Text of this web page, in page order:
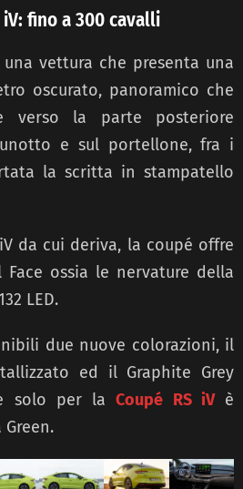
fino a 300 cavalli
vettura che presenta una
oscurato, panoramico che
verso la parte posteriore
e sul portellone, fra i
la scritta in stampatello
da cui deriva, la coupé offre
ossia le nervature della
LED.
due nuove colorazioni, il
ed il Graphite Grey
solo per laCoupé RS iVè